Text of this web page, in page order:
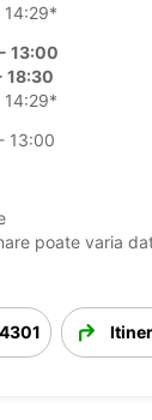
14:29*
13:00
18:30
14:29*
13:00
poate varia